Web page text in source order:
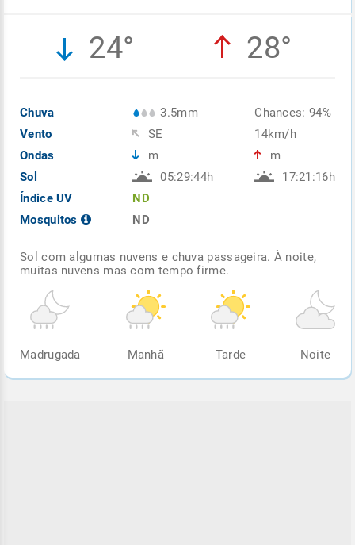
24° 28°
Chuva
Vento
Ondas
Sol
Índice UV
Mosquitos
3.5mm
SE
m
05:29:44h
ND
ND
Chances: 94%
14km/h
m
17:21:16h
Sol com algumas nuvens e chuva passageira. À noite,
muitas nuvens mas com tempo firme.
Madrugada Manhã Tarde Noite